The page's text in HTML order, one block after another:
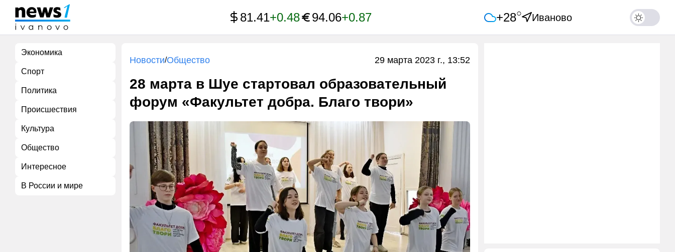
81.41+0.48 94.06+0.87 +28○ Иваново
Экономика
Спорт
Политика
Происшествия
Культура
Общество
Интересное
В России и мире
Новости/Общество 29 марта 2023 г., 13:52
28 марта в Шуе стартовал образовательный
форум «Факультет добра. Благо твори»